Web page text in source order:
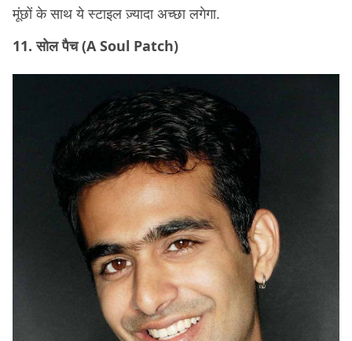
मूंछों के साथ ये स्टाइल ज़्यादा अच्छा लगेगा.
11. सोल पैच (A Soul Patch)